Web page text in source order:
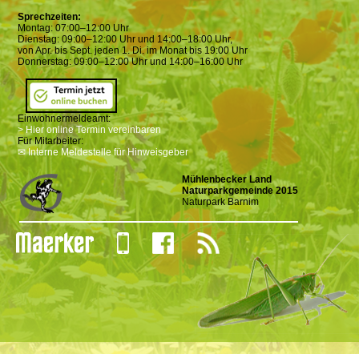
Sprechzeiten:
Montag: 07:00–12:00 Uhr
Dienstag: 09:00–12:00 Uhr und 14:00–18:00 Uhr,
von Apr. bis Sept. jeden 1. Di. im Monat bis 19:00 Uhr
Donnerstag: 09:00–12:00 Uhr und 14:00–16:00 Uhr
Einwohnermeldeamt:
> Hier online Termin vereinbaren
Für Mitarbeiter:
✉ Interne Meldestelle für Hinweisgeber
Mühlenbecker Land
Naturparkgemeinde 2015
Naturpark Barnim